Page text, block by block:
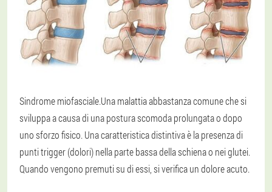
Sindrome miofasciale.Una malattia abbastanza comune che si
sviluppa a causa di una postura scomoda prolungata o dopo
uno sforzo fisico. Una caratteristica distintiva è la presenza di
punti trigger (dolori) nella parte bassa della schiena o nei glutei.
Quando vengono premuti su di essi, si verifica un dolore acuto.